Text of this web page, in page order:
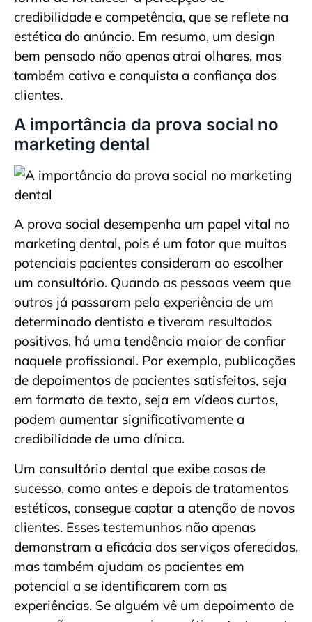
credibilidade e competência, que se reflete na
estética do anúncio. Em resumo, um design
bem pensado não apenas atrai olhares, mas
também cativa e conquista a confiança dos
clientes.
A importância da prova social no
marketing dental
A prova social desempenha um papel vital no
marketing dental, pois é um fator que muitos
potenciais pacientes consideram ao escolher
um consultório. Quando as pessoas veem que
outros já passaram pela experiência de um
determinado dentista e tiveram resultados
positivos, há uma tendência maior de confiar
naquele profissional. Por exemplo, publicações
de depoimentos de pacientes satisfeitos, seja
em formato de texto, seja em vídeos curtos,
podem aumentar significativamente a
credibilidade de uma clínica.
Um consultório dental que exibe casos de
sucesso, como antes e depois de tratamentos
estéticos, consegue captar a atenção de novos
clientes. Esses testemunhos não apenas
demonstram a eficácia dos serviços oferecidos,
mas também ajudam os pacientes em
potencial a se identificarem com as
experiências. Se alguém vê um depoimento de